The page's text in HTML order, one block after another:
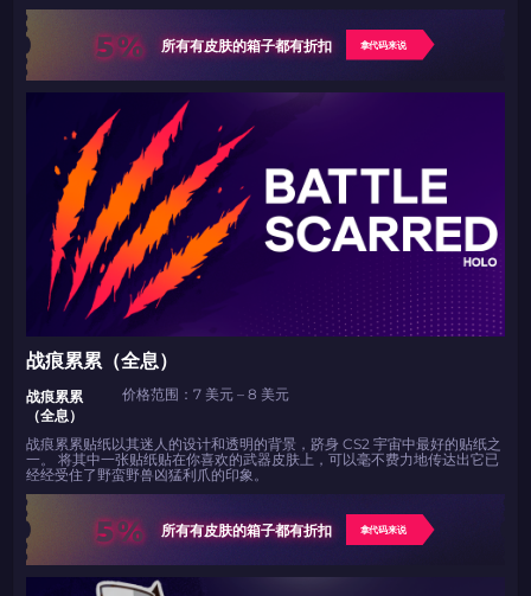
5% 所有有皮肤的箱子都有折扣 拿代码来说
战痕累累（全息）
战痕累累
（全息）
价格范围：7 美元 – 8 美元
战痕累累贴纸以其迷人的设计和透明的背景，跻身 CS2 宇宙中最好的贴纸之
一。 将其中一张贴纸贴在你喜欢的武器皮肤上，可以毫不费力地传达出它已
经经受住了野蛮野兽凶猛利爪的印象。
5% 所有有皮肤的箱子都有折扣 拿代码来说